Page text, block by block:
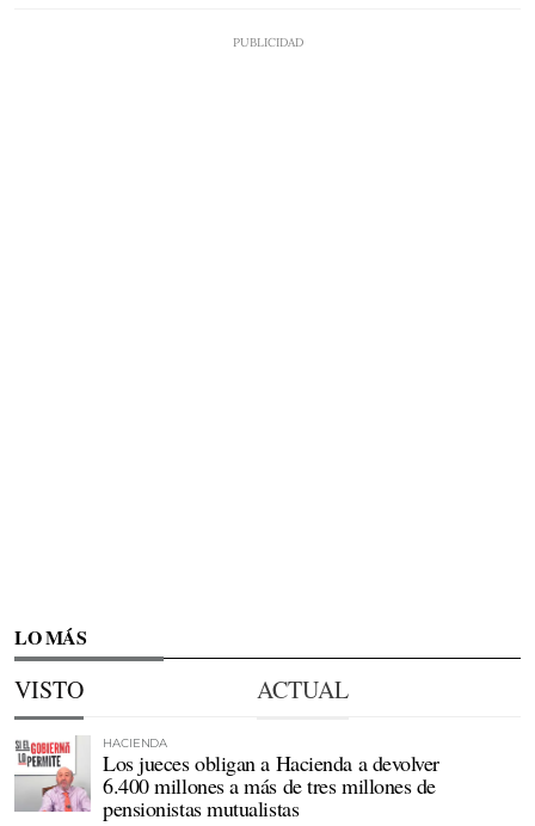
LO MÁS
VISTO ACTUAL
HACIENDA
Los jueces obligan a Hacienda a devolver
6.400 millones a más de tres millones de
pensionistas mutualistas